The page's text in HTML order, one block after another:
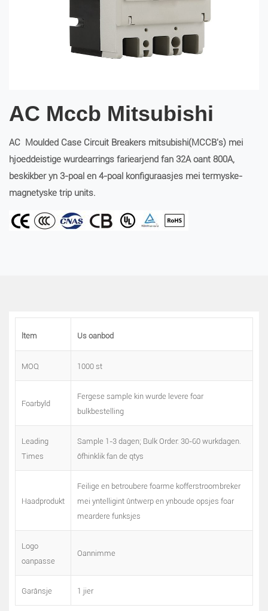
AC Mccb Mitsubishi
AC Moulded Case Circuit Breakers mitsubishi(MCCB's) mei
hjoeddeistige wurdearrings fariearjend fan 32A oant 800A,
beskikber yn 3-poal en 4-poal konfiguraasjes mei termyske-
magnetyske trip units.
ltem Us oanbod
MOQ 1000 st
Foarbyld
Fergese sample kin wurde levere foar
bulkbestelling
Leading
Times
Sample 1-3 dagen; Bulk Order: 30-60 wurkdagen.
ôfhinklik fan de qtys
Haadprodukt
Feilige en betroubere foarme kofferstroombreker
mei yntelligint ûntwerp en ynboude opsjes foar
meardere funksjes
Logo
oanpasse
Oannimme
Garânsje 1 jier